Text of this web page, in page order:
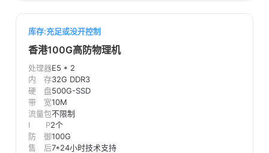
库存:充足或没开控制
香港100G高防物理机
处理器E5 * 2
内 存32G DDR3
硬 盘500G-SSD
带 宽10M
流量包不限制
I P2个
防 御100G
售 后7*24小时技术支持